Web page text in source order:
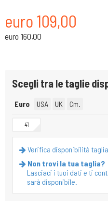
euro 109,00
euro 160,00
Scegli tra le taglie
Euro USA UK Cm.
41
Verifica disponibilità
Non trovi la tua taglia?
Lasciaci i tuoi dati e ti
sarà disponibile.